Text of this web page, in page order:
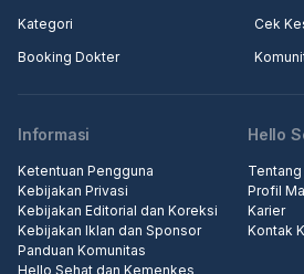
Kategori
Cek
Booking Dokter
Informasi
Ketentuan Pengguna
Kebijakan Privasi
Kebijakan Editorial dan Koreksi
Kebijakan Iklan dan Sponsor
Panduan Komunitas
Hello Sehat dan Kemenkes
Hello
Tentang
Profil
Karier
Kontak